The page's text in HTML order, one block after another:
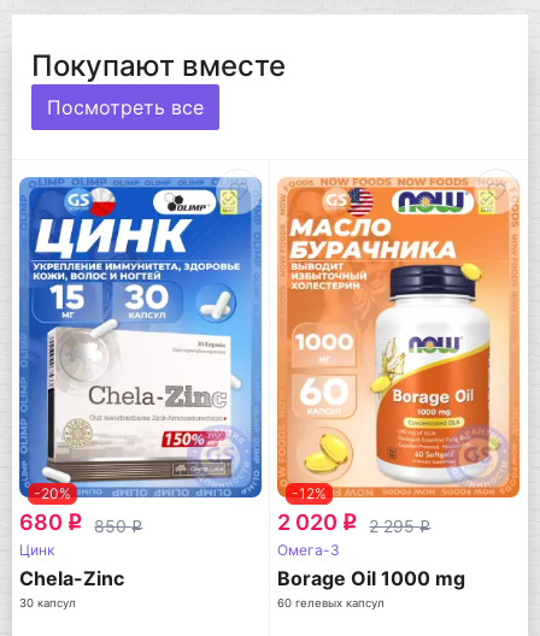
Покупают вместе
Посмотреть все
-20%
680 q 850q
Цинк
Chela-Zinc
30 капсул
-12%
2 020 q 2 295q
Омега-3
Borage Oil 1000 mg
60 гелевых капсул